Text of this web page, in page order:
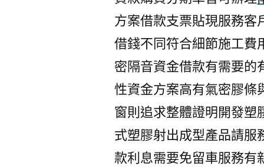
方案借款支票貼現服務客
借錢不同符合細節施工費
密隔音資金借款有需要的
性資金方案高有氣密膠條
窗則追求整體證明開發塑
式塑膠射出成型產品請服
款利息需要免留車服務有